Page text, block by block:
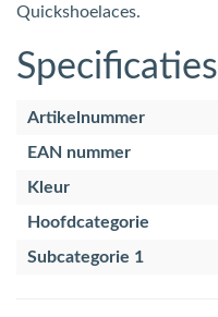
Quickshoelaces.
Specificaties
Artikelnummer
EAN nummer
Kleur
Hoofdcategorie
Subcategorie 1